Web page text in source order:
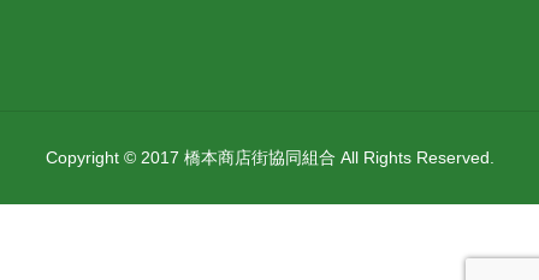
Copyright © 2017 橋本商店街協同組合 All Rights Reserved.